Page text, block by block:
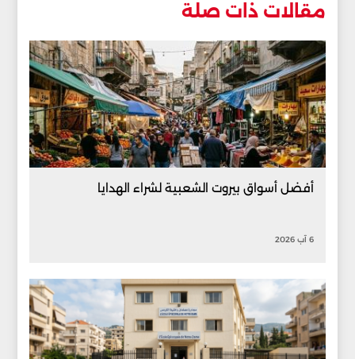
مقالات ذات صلة
أفضل أسواق بيروت الشعبية لشراء الهدايا
6 آب 2026